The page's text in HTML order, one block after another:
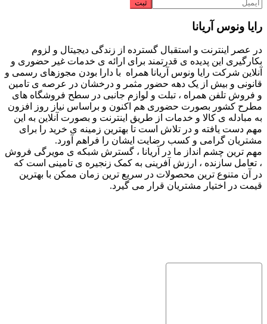
رایا ونوس آریانا
در عصر اینترنت و استقبال گسترده از زندگی دیجیتال و لزوم
بکارگیری این پدیده ی قدرتمند برای ارائه ی خدمات غیر حضوری و
آنلاین شرکت رایا ونوس آریانا همراه با دارا بودن مجوزهای رسمی و
قانونی و بیش از یک دهه حضور مثمر و درخشان در عرصه ی تامین
و فروش تلفن همراه ، تبلت و لوازم جانبی در سطح فروشگاه های
مطرح کشور بصورت حضوری هم اکنون و براساس نیاز روز افزون
به مبادله ی کالا و خدمات از طریق اینترنت و بصورت آنلاین به این
مهم دست یافته و در تلاش است تا بهترین زمینه ی خرید را برای
مشتریان گرامی و کسب رضایت ایشان را فراهم آورد.
مهم ترین چشم انداز ما در آریانا ، گسترش شبکه ی مویرگی فروش
، تعامل سازنده ، ارزش آفرینی به کمک زنجیره ی تامینی است که
در آن متنوع ترین محصولات در سریع ترین زمان ممکن با بهترین
قیمت در اختیار مشتریان قرار می گیرد.